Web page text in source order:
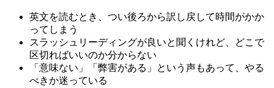
英文を読むとき、つい後ろから訳し戻して時間がかか
ってしまう
スラッシュリーディングが良いと聞くけれど、どこで
区切ればいいのか分からない
「意味ない」「弊害がある」という声もあって、やる
べきか迷っている